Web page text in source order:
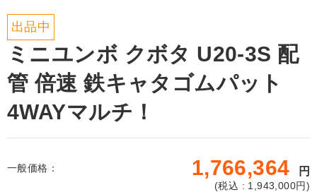
出品中
ミニユンボ クボタ U20-3S 配
管 倍速 鉄キャタゴムパット
4WAYマルチ！
一般価格： 1,766,364 円
(税込 : 1,943,000円)